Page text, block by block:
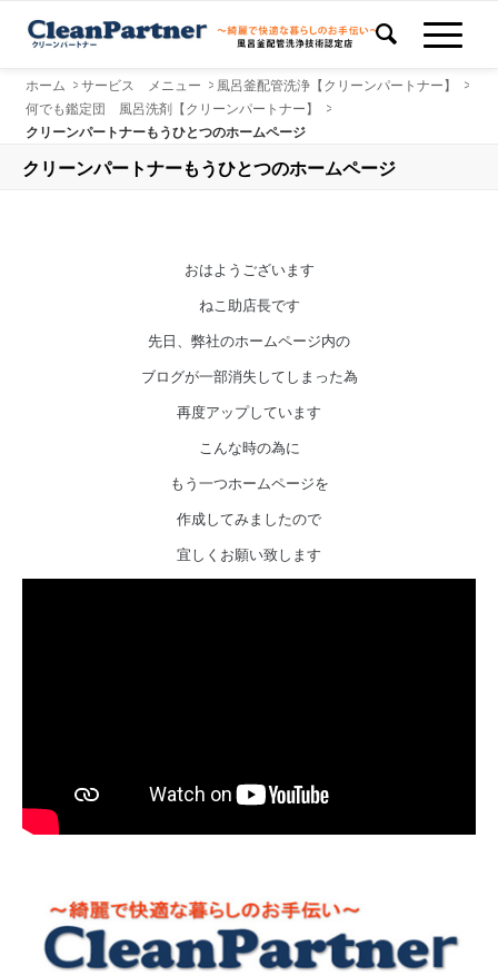
ホーム >サービス メニュー > 風呂釜配管洗浄【クリーンパートナー】
>
何でも鑑定団 風呂洗剤【クリーンパートナー】
>
クリーンパートナーもうひとつのホームページ
クリーンパートナーもうひとつのホームページ
おはようございます
ねこ助店長です
先日、弊社のホームページ内の
ブログが一部消失してしまった為
再度アップしています
こんな時の為に
もう一つホームページを
作成してみましたので
宜しくお願い致します